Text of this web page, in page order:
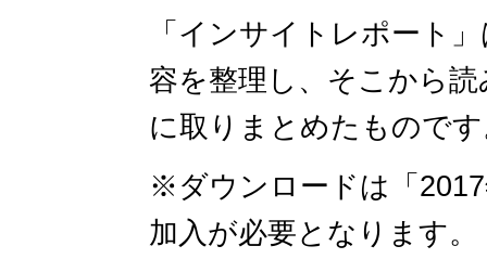
「インサイトレポート
容を整理し、そこから
に取りまとめたもので
※ダウンロードは「
加入が必要となります。